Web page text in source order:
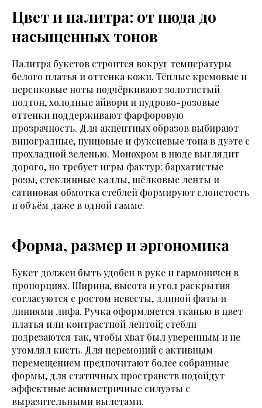
Цвет и палитра: от нюда до
насыщенных тонов
Палитра букетов строится вокруг температуры
белого платья и оттенка кожи. Тёплые кремовые и
персиковые ноты подчёркивают золотистый
подтон, холодные айвори и пудрово-розовые
оттенки поддерживают фарфоровую
прозрачность. Для акцентных образов выбирают
виноградные, пунцовые и фуксиевые тона в дуэте с
прохладной зеленью. Монохром в нюде выглядит
дорого, но требует игры фактур: бархатистые
розы, стеклянные каллы, шёлковые ленты и
сатиновая обмотка стеблей формируют слоистость
и объём даже в одной гамме.
Форма, размер и эргономика
Букет должен быть удобен в руке и гармоничен в
пропорциях. Ширина, высота и угол раскрытия
согласуются с ростом невесты, длиной фаты и
линиями лифа. Ручка оформляется тканью в цвет
платья или контрастной лентой; стебли
подрезаются так, чтобы хват был уверенным и не
утомлял кисть. Для церемоний с активным
перемещением предпочитают более собранные
формы, для статичных пространств подойдут
эффектные асимметричные силуэты с
выразительными вылетами.